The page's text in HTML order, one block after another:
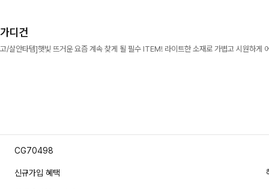
디건
/살안타템]햇빛 뜨거운 요즘 계속 찾게 될 필수 ITEM! 라이트한 소재로 가볍고 시원하게
CG70498
신규가입 혜택